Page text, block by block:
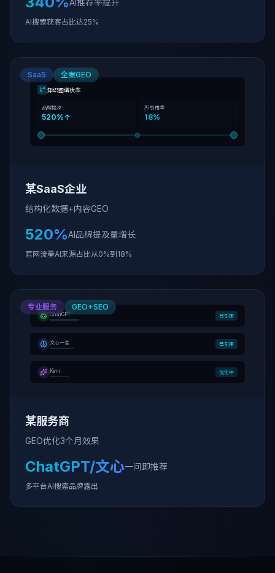
AI推荐率提升
AI搜索获客占比达25%
知识图谱状态
品牌提及
520%↑
AI引用率
18%
SaaS 全案GEO
某SaaS企业
结构化数据+内容GEO
520%AI品牌提及量增长
官网流量AI来源占比从0%到18%
ChatGPT 已引用
文心一言 已引用
Kimi 优化中
专业服务 GEO+SEO
某服务商
GEO优化3个月效果
ChatGPT/文心一问即推荐
多平台AI搜索品牌露出